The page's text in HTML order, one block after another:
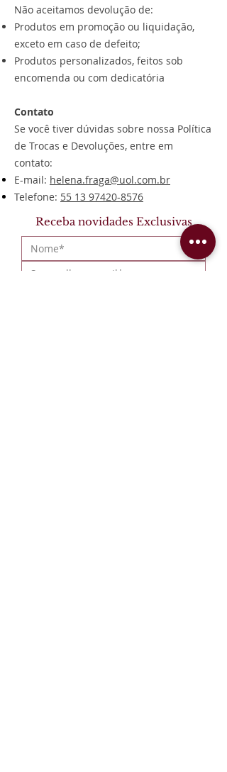
Não aceitamos devolução de:
Produtos em promoção ou liquidação,
exceto em caso de defeito;
Produtos personalizados, feitos sob
encomenda ou com dedicatória
Contato
Se você tiver dúvidas sobre nossa Política
de Trocas e Devoluções, entre em
contato:
E-mail: helena.fraga@uol.com.br
Telefone: 55 13 97420-8576
Receba novidades Exclusivas